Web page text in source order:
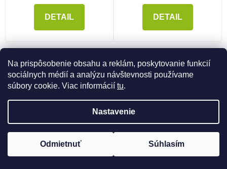
Na prispôsobenie obsahu a reklám, poskytovanie funkcií
sociálnych médií a analýzu návštevnosti používame
súbory cookie. Viac informácií tu.
Nastavenie
Odmietnuť Súhlasím
DETAIL DETAIL
Ovládacie prvky výpisu
NAČÍTAŤ 19 ĎALŠÍCH
1 2
79položiek celkom